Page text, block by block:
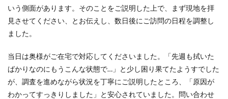
いう側面があります。そのことをご説明した上で、まず現地を拝
見させてください、とお伝えし、数日後にご訪問の日程を調整し
ました。
当日は奥様がご在宅で対応してくださいました。「先週も拭いた
ばかりなのにもうこんな状態で…」と少し困り果てたようすでした
が、調査を進めながら状況を丁寧にご説明したところ、「原因が
わかってすっきりしました」と安心されていました。問い合わせ